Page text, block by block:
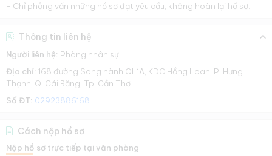
- Chỉ phỏng vấn những hồ sơ đạt yêu cầu, không hoàn lại hồ sơ.
Thông tin liên hệ
Người liên hệ: Phòng nhân sự
Địa chỉ: 168 đường Song hành QL1A, KDC Hồng Loan, P. Hưng
Thạnh, Q. Cái Răng, Tp. Cần Thơ
Số ĐT: 02923886168
Cách nộp hồ sơ
Nộp hồ sơ trực tiếp tại văn phòng